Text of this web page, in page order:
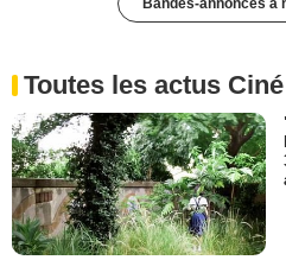
Bandes-annonces à
Toutes les actus